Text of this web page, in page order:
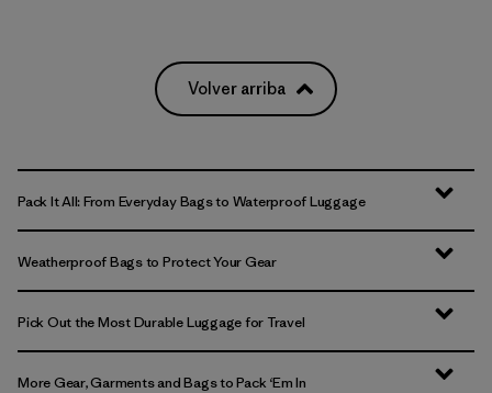
Volver arriba
Pack It All: From Everyday Bags to Waterproof Luggage
Weatherproof Bags to Protect Your Gear
Pick Out the Most Durable Luggage for Travel
More Gear, Garments and Bags to Pack ‘Em In